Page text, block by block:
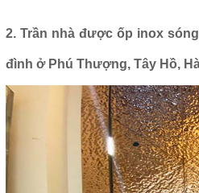
2. Trần nhà được ốp inox
đình ở Phú Thượng, Tây Hồ,